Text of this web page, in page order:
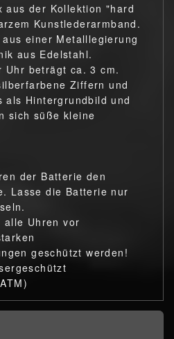
aus der Kollektion "hard
Kunstlederarmband.
einer Metalllegierung
aus Edelstahl.
Uhr beträgt ca. 3 cm.
Ziffern und
als Hintergrundbild und
sich süße kleine
der Batterie den
Lasse die Batterie nur
alle Uhren vor
geschützt werden!